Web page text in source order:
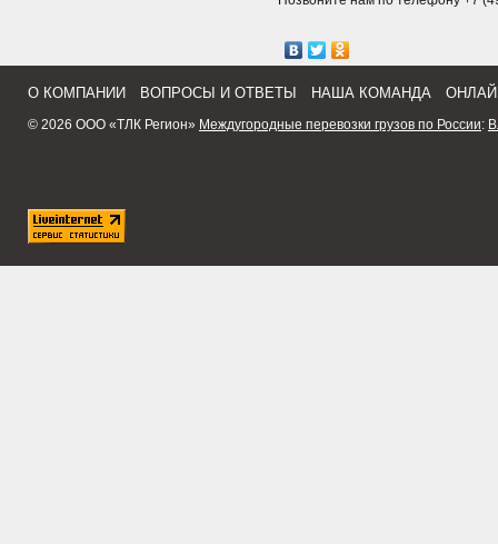
О КОМПАНИИ ВОПРОСЫ И ОТВЕТЫ НАША КОМАНДА
© 2026 ООО «ТЛК Регион» Междугородные перевозки грузов по России: